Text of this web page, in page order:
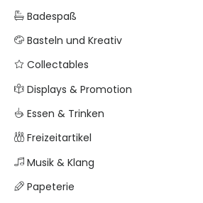
Badespaß
Basteln und Kreativ
Collectables
Displays & Promotion
Essen & Trinken
Freizeitartikel
Musik & Klang
Papeterie